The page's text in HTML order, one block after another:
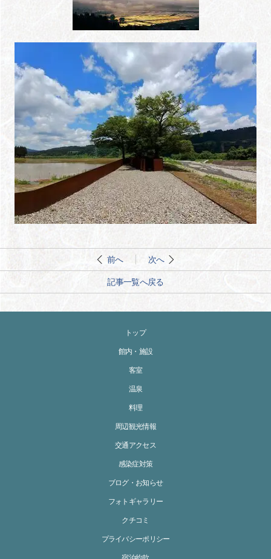
前へ 次へ
記事一覧へ戻る
トップ
館内・施設
客室
温泉
料理
周辺観光情報
交通アクセス
感染症対策
ブログ・お知らせ
フォトギャラリー
クチコミ
プライバシーポリシー